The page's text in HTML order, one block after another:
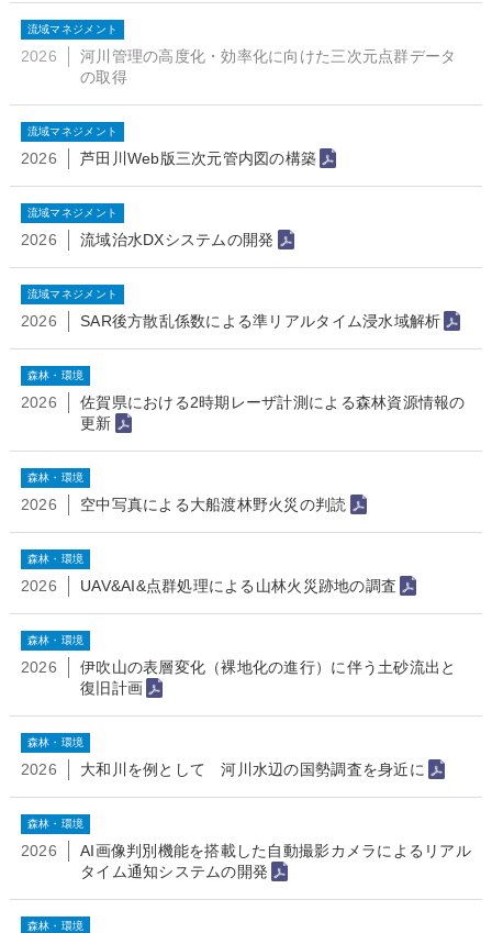
流域マネジメント
2026
河川管理の高度化・効率化に向けた三次元点群データ
の取得
流域マネジメント
2026 芦田川Web版三次元管内図の構築
流域マネジメント
2026 流域治水DXシステムの開発
流域マネジメント
2026 SAR後方散乱係数による準リアルタイム浸水域解析
森林・環境
2026
佐賀県における2時期レーザ計測による森林資源情報の
更新
森林・環境
2026 空中写真による大船渡林野火災の判読
森林・環境
2026 UAV&AI&点群処理による山林火災跡地の調査
森林・環境
2026
伊吹山の表層変化（裸地化の進行）に伴う土砂流出と
復旧計画
森林・環境
2026 大和川を例として 河川水辺の国勢調査を身近に
森林・環境
2026
AI画像判別機能を搭載した自動撮影カメラによるリアル
タイム通知システムの開発
森林・環境